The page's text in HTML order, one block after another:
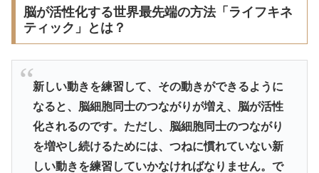
脳が活性化する世界最先端の方法「ライフキネ
ティック」とは？
新しい動きを練習して、その動きができるように
なると、脳細胞同士のつながりが増え、脳が活性
化されるのです。ただし、脳細胞同士のつながり
を増やし続けるためには、つねに慣れていない新
しい動きを練習していかなければなりません。で